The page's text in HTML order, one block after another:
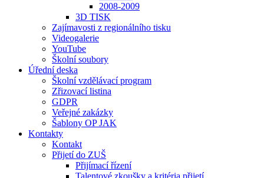
2008-2009
3D TISK
Zajímavosti z regionálního tisku
Videogalerie
YouTube
Školní soubory
Úřední deska
Školní vzdělávací program
Zřizovací listina
GDPR
Veřejné zakázky
Šablony OP JAK
Kontakty
Kontakt
Přijetí do ZUŠ
Přijímací řízení
Talentové zkoušky a kritéria přijetí